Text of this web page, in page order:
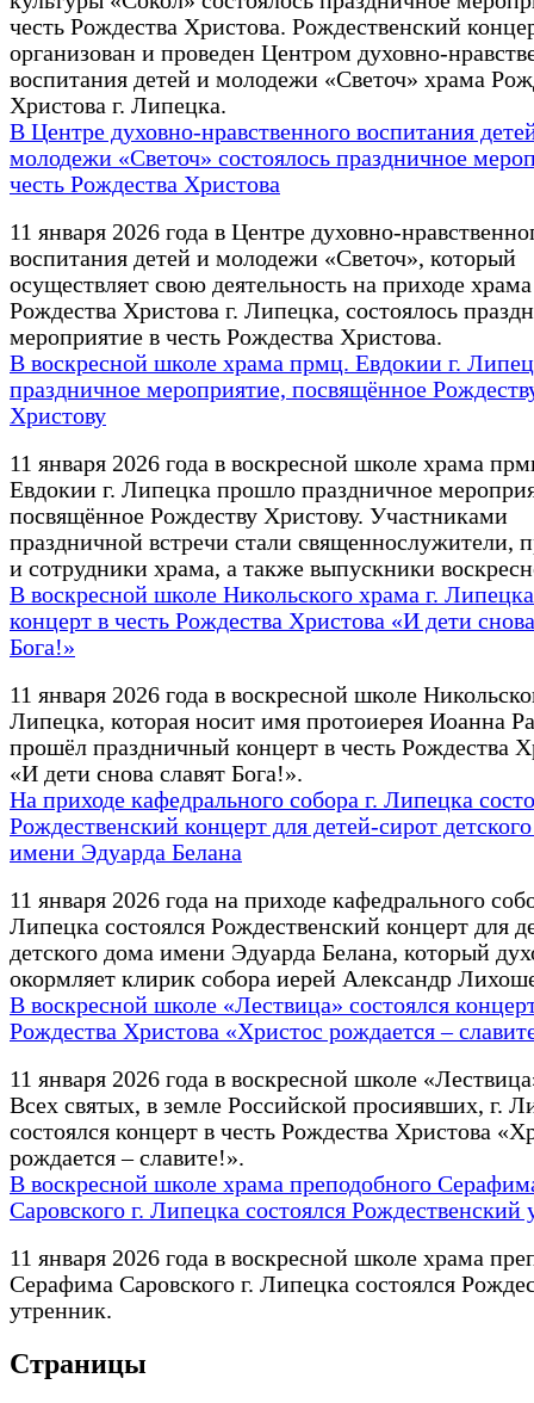
честь Рождества Христова. Рождественский
организован и проведен Центром духовно-
воспитания детей и молодежи «Светоч» храма
Христова г. Липецка.
В Центре духовно-нравственного воспитания
молодежи «Светоч» состоялось праздничное
честь Рождества Христова
11 января 2026 года в Центре духовно-
воспитания детей и молодежи «Светоч», который
осуществляет свою деятельность на приходе храма
Рождества Христова г. Липецка, состоялось
мероприятие в честь Рождества Христова.
В воскресной школе храма прмц. Евдокии г.
праздничное мероприятие, посвящённое
Христову
11 января 2026 года в воскресной школе храма
Евдокии г. Липецка прошло праздничное
посвящённое Рождеству Христову. Участниками
праздничной встречи стали священнослужители,
и сотрудники храма, а также выпускники
В воскресной школе Никольского храма г.
концерт в честь Рождества Христова «И дети
Бога!»
11 января 2026 года в воскресной школе
Липецка, которая носит имя протоиерея Иоанна
прошёл праздничный концерт в честь Рождества
«И дети снова славят Бога!».
На приходе кафедрального собора г. Липецка
Рождественский концерт для детей-сирот
имени Эдуарда Белана
11 января 2026 года на приходе кафедрального
Липецка состоялся Рождественский концерт для
детского дома имени Эдуарда Белана, который
окормляет клирик собора иерей Александр
В воскресной школе «Лествица» состоялся
Рождества Христова «Христос рождается –
11 января 2026 года в воскресной школе
Всех святых, в земле Российской просиявших, г.
состоялся концерт в честь Рождества Христова
рождается – славите!».
В воскресной школе храма преподобного
Саровского г. Липецка состоялся Рождественский
11 января 2026 года в воскресной школе храма
Серафима Саровского г. Липецка состоялся
утренник.
Страницы